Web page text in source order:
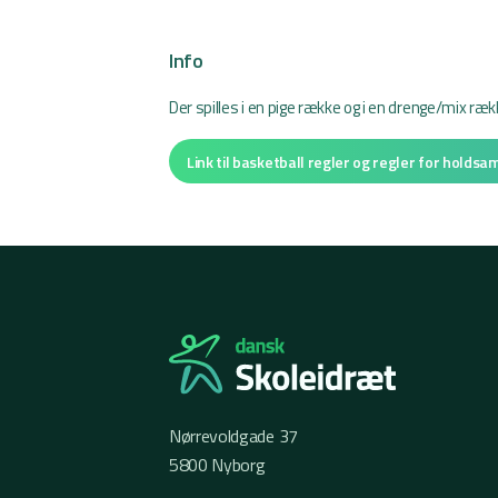
Info
Der spilles i en pige række og i en drenge/mix
Link til basketball regler og regler for
Nørrevoldgade 37
5800 Nyborg